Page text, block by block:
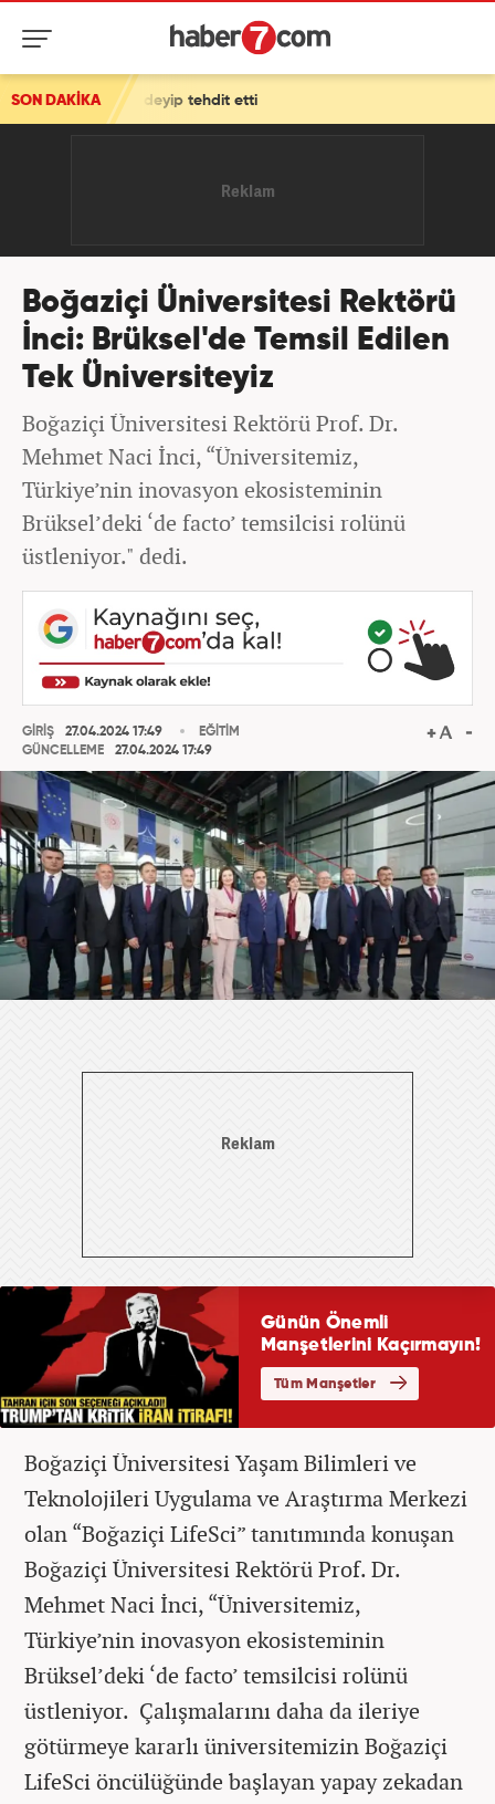
SON DAKİKA
tehdit etti
Boğaziçi Üniversitesi Rektörü
İnci: Brüksel'de Temsil Edilen
Tek Üniversiteyiz
Boğaziçi Üniversitesi Rektörü Prof. Dr.
Mehmet Naci İnci, “Üniversitemiz,
Türkiye’nin inovasyon ekosisteminin
Brüksel’deki ‘de facto’ temsilcisi rolünü
üstleniyor." dedi.
GİRİŞ
27.04.2024 17:49
GÜNCELLEME
27.04.2024 17:49
EĞİTİM
Boğaziçi Üniversitesi Yaşam Bilimleri ve
Teknolojileri Uygulama ve Araştırma Merkezi
olan “Boğaziçi LifeSci” tanıtımında konuşan
Boğaziçi Üniversitesi Rektörü Prof. Dr.
Mehmet Naci İnci, “Üniversitemiz,
Türkiye’nin inovasyon ekosisteminin
Brüksel’deki ‘de facto’ temsilcisi rolünü
üstleniyor. Çalışmalarını daha da ileriye
götürmeye kararlı üniversitemizin Boğaziçi
LifeSci öncülüğünde başlayan yapay zekadan